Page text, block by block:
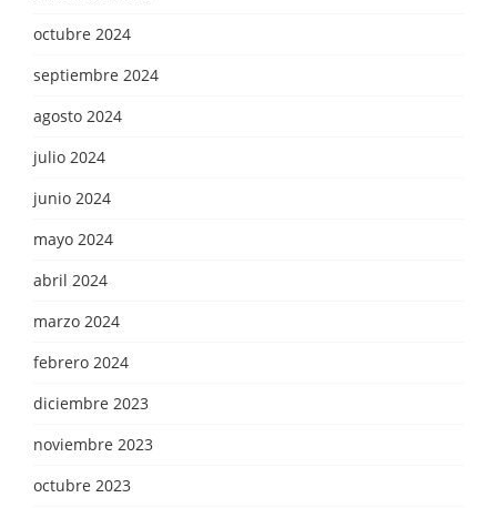
octubre 2024
septiembre 2024
agosto 2024
julio 2024
junio 2024
mayo 2024
abril 2024
marzo 2024
febrero 2024
diciembre 2023
noviembre 2023
octubre 2023